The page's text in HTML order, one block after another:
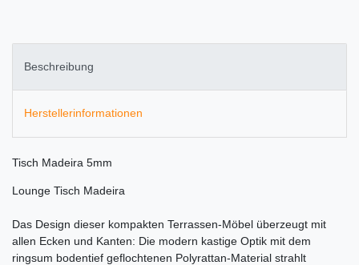
Beschreibung
Herstellerinformationen
Tisch Madeira 5mm
Lounge Tisch Madeira
Das Design dieser kompakten Terrassen-Möbel überzeugt mit
allen Ecken und Kanten: Die modern kastige Optik mit dem
ringsum bodentief geflochtenen Polyrattan-Material strahlt